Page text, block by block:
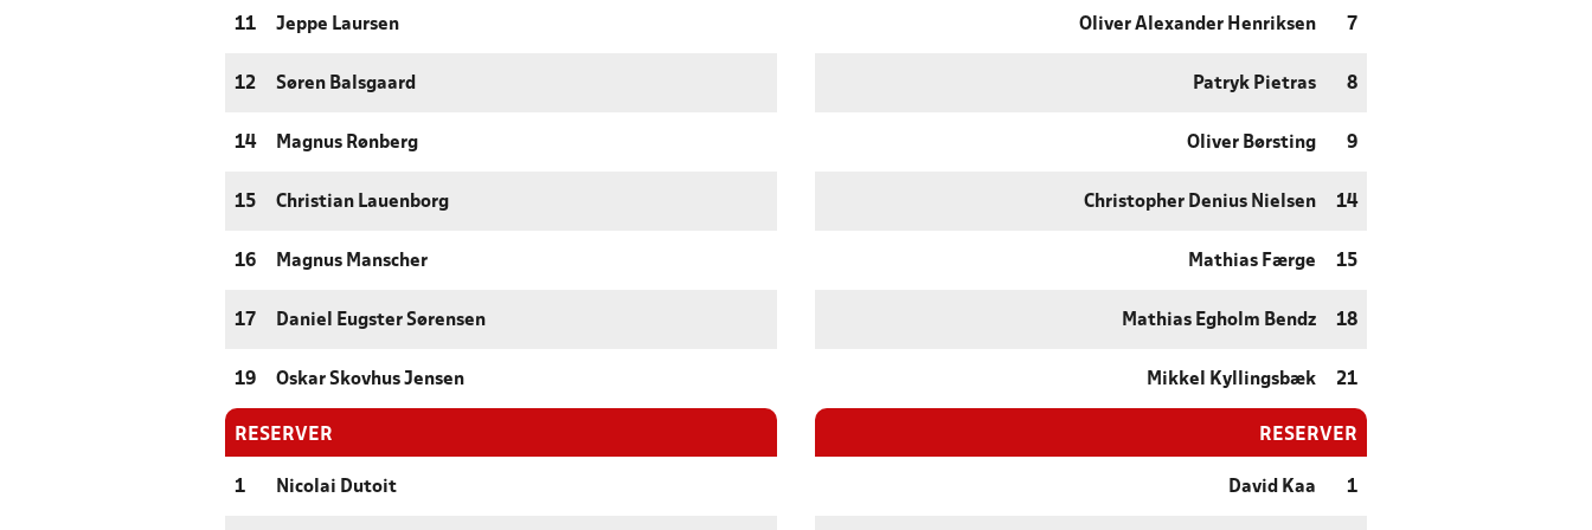
11 Jeppe Laursen
12 Søren Balsgaard
14 Magnus Rønberg
15 Christian Lauenborg
16 Magnus Manscher
17 Daniel Eugster Sørensen
19 Oskar Skovhus Jensen
RESERVER
1 Nicolai Dutoit
Oliver Alexander Henriksen 7
Patryk Pietras 8
Oliver Børsting 9
Christopher Denius Nielsen 14
Mathias Færge 15
Mathias Egholm Bendz 18
Mikkel Kyllingsbæk 21
RESERVER
David Kaa 1